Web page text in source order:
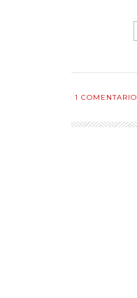
1 COMENTARIO